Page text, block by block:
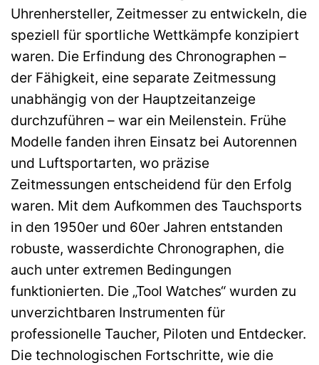
Uhrenhersteller, Zeitmesser zu entwickeln, die
speziell für sportliche Wettkämpfe konzipiert
waren. Die Erfindung des Chronographen –
der Fähigkeit, eine separate Zeitmessung
unabhängig von der Hauptzeitanzeige
durchzuführen – war ein Meilenstein. Frühe
Modelle fanden ihren Einsatz bei Autorennen
und Luftsportarten, wo präzise
Zeitmessungen entscheidend für den Erfolg
waren. Mit dem Aufkommen des Tauchsports
in den 1950er und 60er Jahren entstanden
robuste, wasserdichte Chronographen, die
auch unter extremen Bedingungen
funktionierten. Die „Tool Watches“ wurden zu
unverzichtbaren Instrumenten für
professionelle Taucher, Piloten und Entdecker.
Die technologischen Fortschritte, wie die